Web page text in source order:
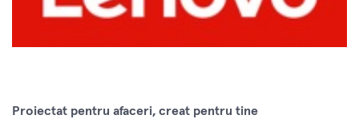
Proiectat pentru afaceri, creat pentru tine